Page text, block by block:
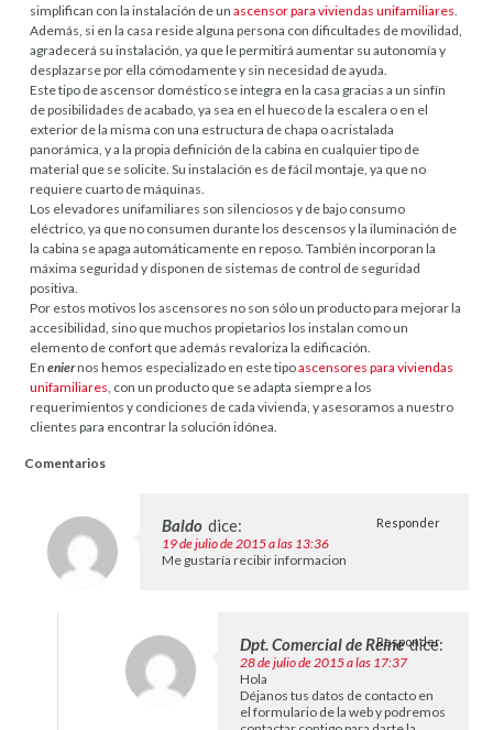
simplifican con la instalación de unascensor para viviendas unifamiliares
Además, si en la casa reside alguna persona con dificultades de movilidad,
agradecerá su instalación, ya que le permitirá aumentar su autonomía y
desplazarse por ella cómodamente y sin necesidad de ayuda.
Este tipo de ascensor doméstico se integra en la casa gracias a un sinfín
de posibilidades de acabado, ya sea en el hueco de la escalera o en el
exterior de la misma con una estructura de chapa o acristalada
panorámica, y a la propia definición de la cabina en cualquier tipo de
material que se solicite. Su instalación es de fácil montaje, ya que no
requiere cuarto de máquinas.
Los elevadores unifamiliares son silenciosos y de bajo consumo
eléctrico, ya que no consumen durante los descensos y la iluminación de
la cabina se apaga automáticamente en reposo. También incorporan la
máxima seguridad y disponen de sistemas de control de seguridad
positiva.
Por estos motivos los ascensores no son sólo un producto para mejorar la
accesibilidad, sino que muchos propietarios los instalan como un
elemento de confort que además revaloriza la edificación.
Eneniernos hemos especializado en este tipoascensores para viviendas
unifamiliares , con un producto que se adapta siempre a los
requerimientos y condiciones de cada vivienda, y asesoramos a nuestro
clientes para encontrar la solución idónea.
Comentarios
Baldo dice:
19 de julio de 2015 a las 13:36
Me gustaría recibir informacion
Responder
Dpt. Comercial de Reine dice:
28 de julio de 2015 a las 17:37
Hola
Déjanos tus datos de contacto en
el formulario de la web y podremos
Responder